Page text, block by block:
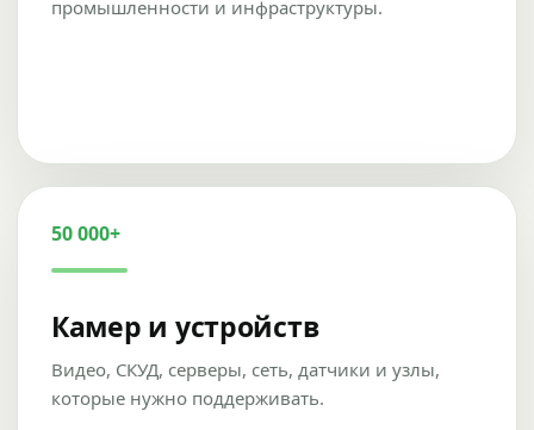
промышленности и инфраструктуры.
50 000+
Камер и устройств
Видео, СКУД, серверы, сеть, датчики и узлы,
которые нужно поддерживать.